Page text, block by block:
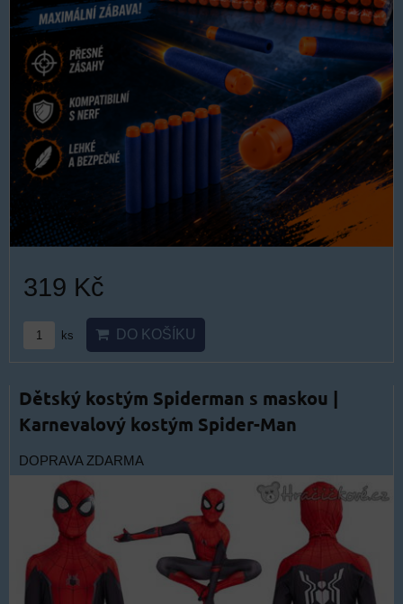
319 Kč
ks DO KOŠÍKU
Dětský kostým Spiderman s maskou |
Karnevalový kostým Spider-Man
DOPRAVA ZDARMA